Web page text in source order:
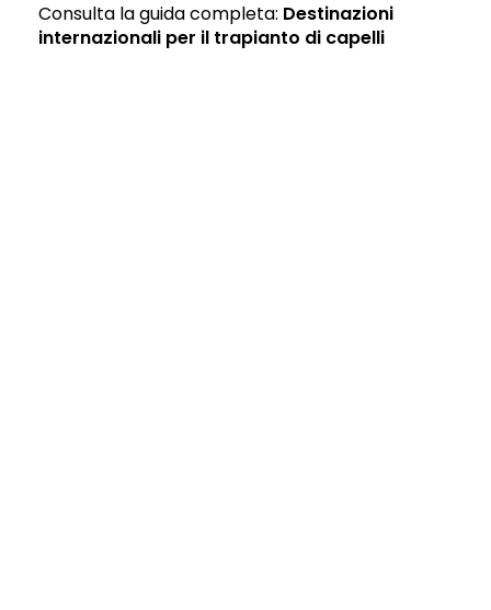
Consulta la guida completa: Destinazioni
internazionali per il trapianto di capelli